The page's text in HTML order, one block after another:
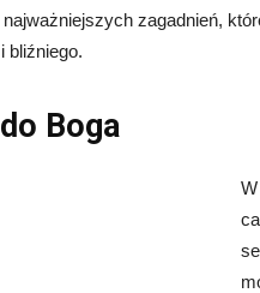
zagadnień,
bliźniego.
Boga